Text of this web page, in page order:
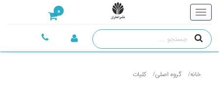
0
خانه گروه اصلی کليات